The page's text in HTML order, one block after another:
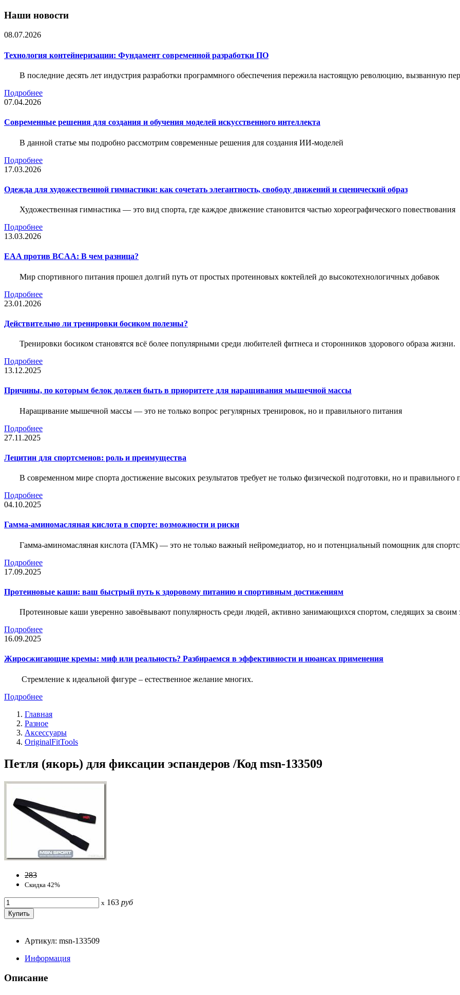
Наши новости
08.07.2026
Технология контейнеризации: Фундамент современной разработки ПО
В последние десять лет индустрия разработки программного обеспечения пережила настоящую революцию, вызванную
Подробнее
07.04.2026
Современные решения для создания и обучения моделей искусственного интеллекта
В данной статье мы подробно рассмотрим современные решения для создания ИИ-моделей
Подробнее
17.03.2026
Одежда для художественной гимнастики: как сочетать элегантность, свободу движений и сценический образ
Художественная гимнастика — это вид спорта, где каждое движение становится частью хореографического повествования
Подробнее
13.03.2026
EAA против BCAA: В чем разница?
Мир спортивного питания прошел долгий путь от простых протеиновых коктейлей до высокотехнологичных добавок
Подробнее
23.01.2026
Действительно ли тренировки босиком полезны?
Тренировки босиком становятся всё более популярными среди любителей фитнеса и сторонников здорового образа жизни.
Подробнее
13.12.2025
Причины, по которым белок должен быть в приоритете для наращивания мышечной массы
Наращивание мышечной массы — это не только вопрос регулярных тренировок, но и правильного питания
Подробнее
27.11.2025
Лецитин для спортсменов: роль и преимущества
В современном мире спорта достижение высоких результатов требует не только физической подготовки, но и правильного
Подробнее
04.10.2025
Гамма-аминомасляная кислота в спорте: возможности и риски
Гамма-аминомасляная кислота (ГАМК) — это не только важный нейромедиатор, но и потенциальный помощник для
Подробнее
17.09.2025
Протеиновые каши: ваш быстрый путь к здоровому питанию и спортивным достижениям
Протеиновые каши уверенно завоёвывают популярность среди людей, активно занимающихся спортом, следящих за
Подробнее
16.09.2025
Жиросжигающие кремы: миф или реальность? Разбираемся в эффективности и нюансах применения
Стремление к идеальной фигуре – естественное желание многих.
Подробнее
Главная
Разное
Аксессуары
OriginalFitTools
Петля (якорь) для фиксации эспандеров /Код msn-133509
283
Скидка 42%
x 163 руб
Артикул: msn-133509
Информация
Описание